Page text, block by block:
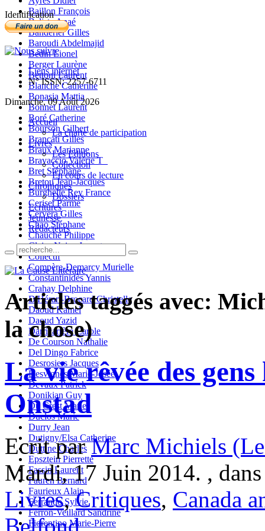
Baillon François
Balista Anaé
Banderier Gilles
Baroudi Abdelmajid
Bedin Lionel
Berger Laurène
Bettoni Laurent
Blanche Catherine
Bonasia Mattia
Bonnet Laurent
Boré Catherine
Bourson Gilbert
Brancati Gilles
Braux Marianne
Bravaccio Valérie T_
Bret Stéphane
Bretou Jean-Jacques
Burghelle Rey France
Ceriset Parme
Cervera Gilles
Chao Stéphane
Chauché Philippe
Claire-Neige Jaunet
Collectif
Compère-Demarcy Murielle
Constantinidès Yannis
Crahay Delphine
D'Hérart-Brocard Christelle
Daoud Kamel
Daoud Yazid
Darricarrère Carole
De Courson Nathalie
Del Dingo Fabrice
Desrosiers Jacques
Desvignes Marie-Josée
Devaux Patrick
Donikian Guy
Du Crest Marie
Duclos Marie
Durry Jean
Dutigny/Elsa Catherine
Duttine Charles
Epsztein Pierrette
Fassin Laurent
Fauren Bernard
Faurieux Alain
Ferrando Sylvie
Ferron-Veillard Sandrine
Fiorentino Marie-Pierre
Identification
Liens internet
N° ISSN: 2257-6711
Dimanche, 09 Août 2026
Accueil
La charte de participation
Livres
Les Editions
Collection
En cours de lecture
Chroniques
Dossiers
Ecritures
Jeunesse
Rédacteurs
Articles taggés avec:
la chose)
La vie rêvée des
Onstad
Ecrit parMarc Michiels
Mardi, 17 Juin 2014. ,
Livres,Critiques, Canada
Belfond